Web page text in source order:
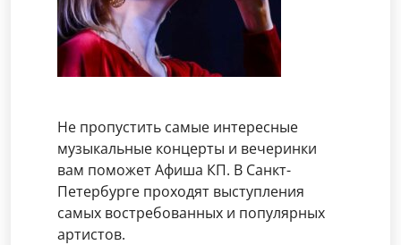
Не пропустить самые интересные
музыкальные концерты и вечеринки
вам поможет Афиша КП. В Санкт-
Петербурге проходят выступления
самых востребованных и популярных
артистов.